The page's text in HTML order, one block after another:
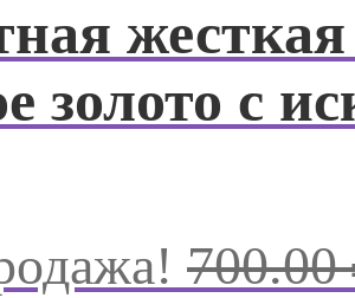
золото с
700.00